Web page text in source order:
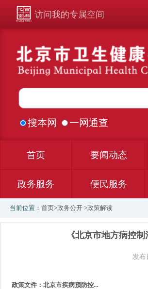
访问我的专属空间
搜本网 一网通查
首页 要闻动态
政务服务 便民服务
当前位置： 首页>政务公开 >政策解读
《北京市地方病控
发布
政策文件：北京市疾病预防控...